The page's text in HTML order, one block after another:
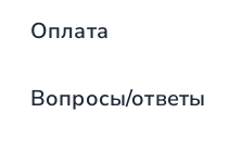
Доставка от
от упаковки на
Какие изделия мы
Оплата
Оплата услуг
Вопросы/ответы